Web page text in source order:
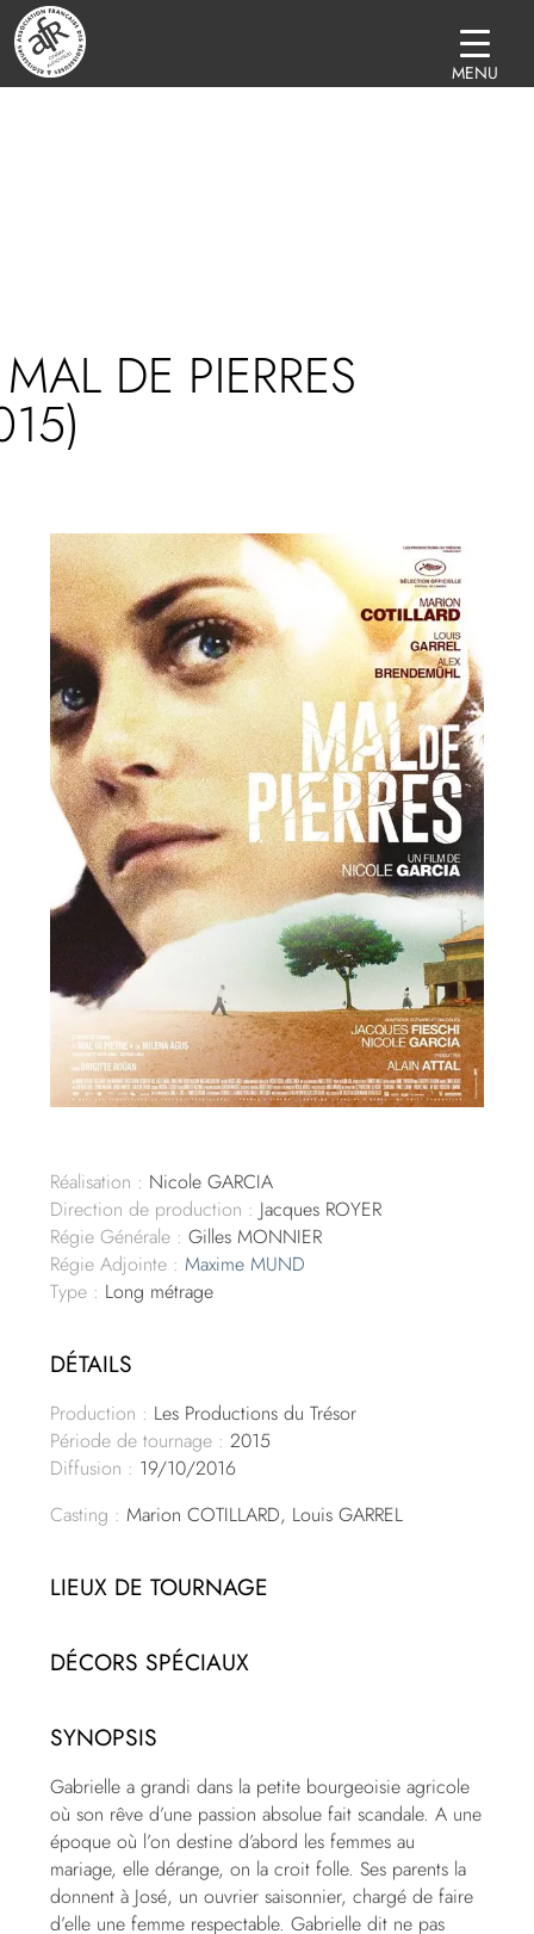
DE PIERRES
Réalisation : Nicole GARCIA
Direction de production : Jacques ROYER
Régie Générale :Gilles MONNIER
Régie Adjointe : Maxime MUND
Type : Long métrage
DÉTAILS
Production : Les Productions du Trésor
Période de tournage : 2015
Diffusion : 19/10/2016
Casting :Marion COTILLARD, Louis GARREL
LIEUX DE TOURNAGE
DÉCORS SPÉCIAUX
SYNOPSIS
Gabrielle a grandi dans la petite bourgeoisie agricole
où son rêve d’une passion absolue fait scandale. A une
époque où l’on destine d’abord les femmes au
mariage, elle dérange, on la croit folle. Ses parents la
donnent à José, un ouvrier saisonnier, chargé de faire
d’elle une femme respectable. Gabrielle dit ne pas
MENU